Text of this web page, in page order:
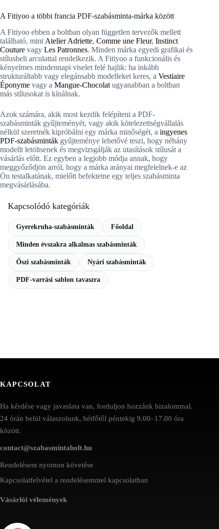
A Fitiyoo a többi francia PDF-szabásminta-márka között
A Fitiyoo ebben a boltban olyan független tervezők mellett
található, mint Atelier Adriette, Comme une Fleur, Instinct
Couture vagy Les Patronnes. Minden márka egyedi grafikai és
stílusbeli arculattal rendelkezik. A Fitiyoo a funkcionális és
kényelmes mindennapi viselet felé hajlik: ha inkább
strukturáltabb vagy elegánsabb modelleket keres, a Vestiaire
Éponyme vagy a Mangue-Chocolat ugyanabban a boltban
más stílusokat is kínálnak.
Azok számára, akik most kezdik felépíteni a PDF-
szabásminták gyűjteményét, vagy akik kötelezettségvállalás
nélkül szeretnék kipróbálni egy márka minőségét, a ingyenes
PDF-szabásminták gyűjteménye lehetővé teszi, hogy néhány
modellt letöltsenek és megvizsgálják az utasítások stílusát a
vásárlás előtt. Ez egyben a legjobb módja annak, hogy
meggyőződjön arról, hogy a márka arányai megfelelnek-e az
Ön testalkatának, mielőtt befektetne egy teljes szabásminta
megvásárlásába.
Kapcsolódó kategóriák
Gyerekruha-szabásminták Főoldal
Minden évszakra alkalmas szabásminták
Őszi szabásminták Nyári szabásminták
PDF-varrási sablon tavaszra
KAPCSOLAT
Ha kérdése vagy javaslata van, forduljon hozzánk bizalommal.
24 órán belül válaszolunk, hétfőtől péntekig 9.00–17.00 óra
között.
contact@szabasmintabolt.hu
Rendelésem nyomon követése
Kapcsolatfelvétel a rendelésemmel kapcsolatban
Vásárlói vélemények